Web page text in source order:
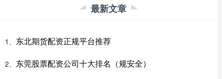
最新文章
1、 东北期货配资正规平台推荐
2、 东莞股票配资公司十大排名（规安全）